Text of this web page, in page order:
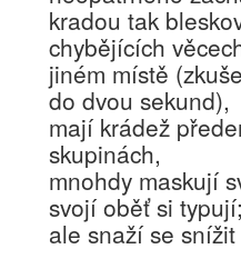
kradou tak
chybějících
jiném místě
do dvou sekund),
mají krádež
skupinách,
mnohdy maskují
svojí oběť si
ale snaží se